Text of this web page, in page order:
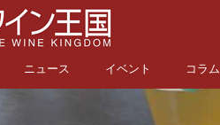
ニュース イベント コラム